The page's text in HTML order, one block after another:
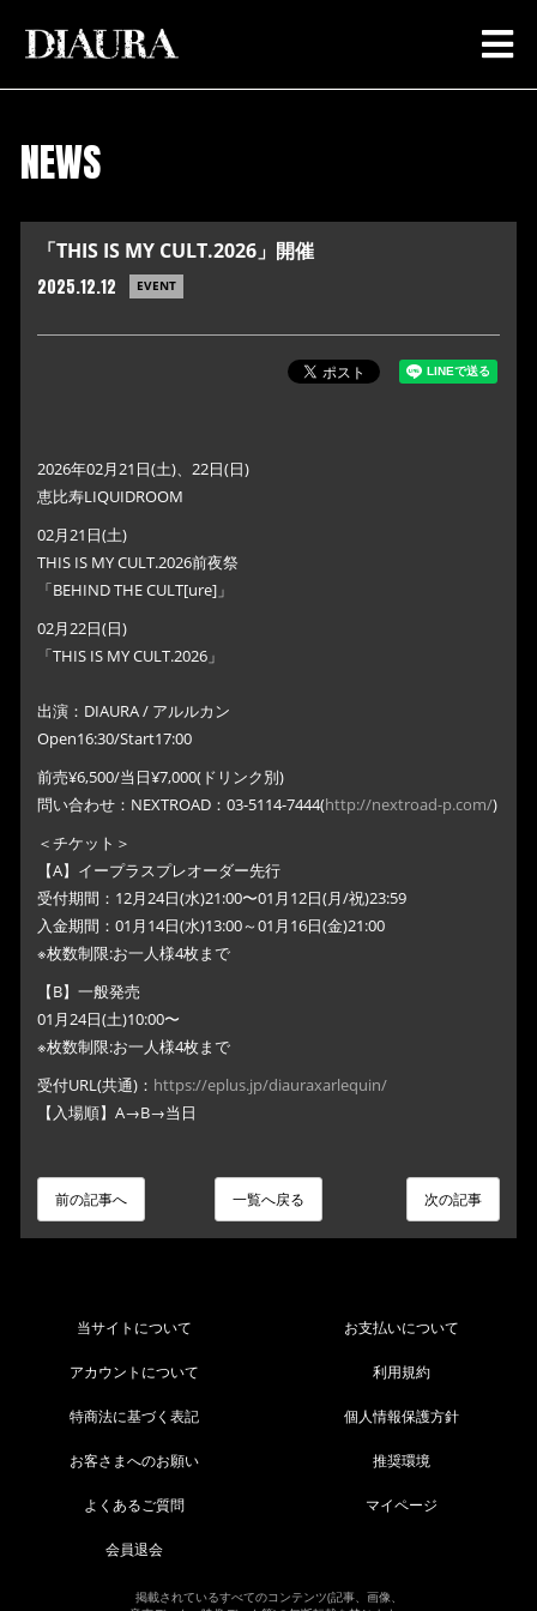
NEWS
「THIS IS MY CULT.2026」開催
2025.12.12 EVENT
2026年02月21日(土)、22日(日)
恵比寿LIQUIDROOM
02月21日(土)
THIS IS MY CULT.2026前夜祭
「BEHIND THE CULT[ure]」
02月22日(日)
「THIS IS MY CULT.2026」
出演：DIAURA / アルルカン
Open16:30/Start17:00
前売¥6,500/当日¥7,000(ドリンク別)
問い合わせ：NEXTROAD：03-5114-7444(http://nextroad-p.com/)
＜チケット＞
【A】イープラスプレオーダー先行
受付期間：12月24日(水)21:00〜01月12日(月/祝)23:59
入金期間：01月14日(水)13:00～01月16日(金)21:00
※枚数制限:お一人様4枚まで
【B】一般発売
01月24日(土)10:00〜
※枚数制限:お一人様4枚まで
受付URL(共通)： https://eplus.jp/diauraxarlequin/
【入場順】A→B→当日
次の記事
一覧へ戻る
前の記事へ
当サイトについて お支払いについて
アカウントについて 利用規約
特商法に基づく表記 個人情報保護方針
お客さまへのお願い 推奨環境
よくあるご質問 マイページ
会員退会
掲載されているすべてのコンテンツ(記事、画像、